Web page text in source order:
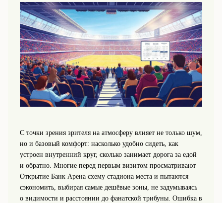
С точки зрения зрителя на атмосферу влияет не только шум,
но и базовый комфорт: насколько удобно сидеть, как
устроен внутренний круг, сколько занимает дорога за едой
и обратно. Многие перед первым визитом просматривают
Открытие Банк Арена схему стадиона места и пытаются
сэкономить, выбирая самые дешёвые зоны, не задумываясь
о видимости и расстоянии до фанатской трибуны. Ошибка в